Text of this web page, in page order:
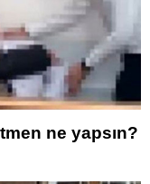
ne yapsın?